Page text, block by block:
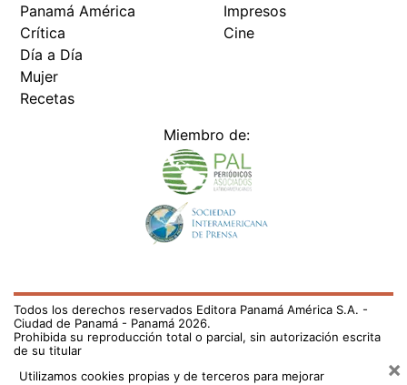
Panamá América
Crítica
Día a Día
Mujer
Recetas
Impresos
Cine
Miembro de:
Todos los derechos reservados Editora Panamá América S.A. -
Ciudad de Panamá - Panamá 2026.
Prohibida su reproducción total o parcial, sin autorización escrita
de su titular
Utilizamos cookies propias y de terceros para mejorar
×